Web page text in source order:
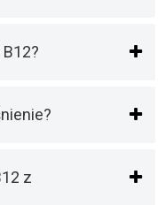
z